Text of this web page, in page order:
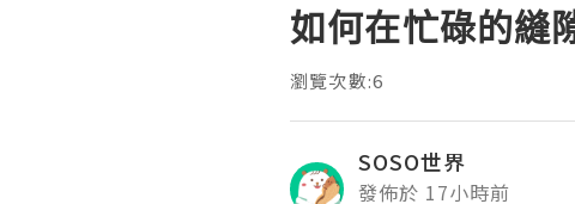
如何在忙碌的縫
瀏覽次數:6
SOSO世界
發佈於 17小時前